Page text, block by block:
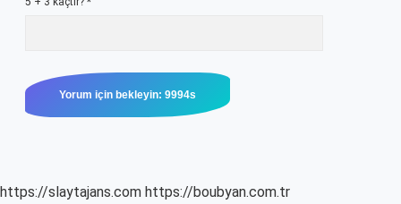
https://slaytajans.com https://boubyan.com.tr